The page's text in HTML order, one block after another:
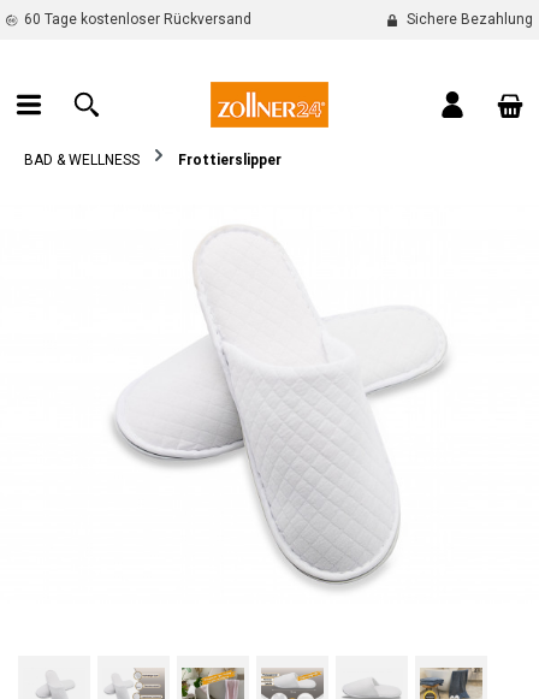
springen
60 Tage kostenloser Rückversand Sichere Bezahlung
BAD & WELLNESS Frottierslipper